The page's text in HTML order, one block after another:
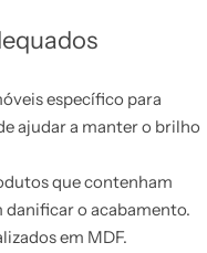
específico para
ajudar a manter o brilho
que contenham
danificar o acabamento.
em MDF.